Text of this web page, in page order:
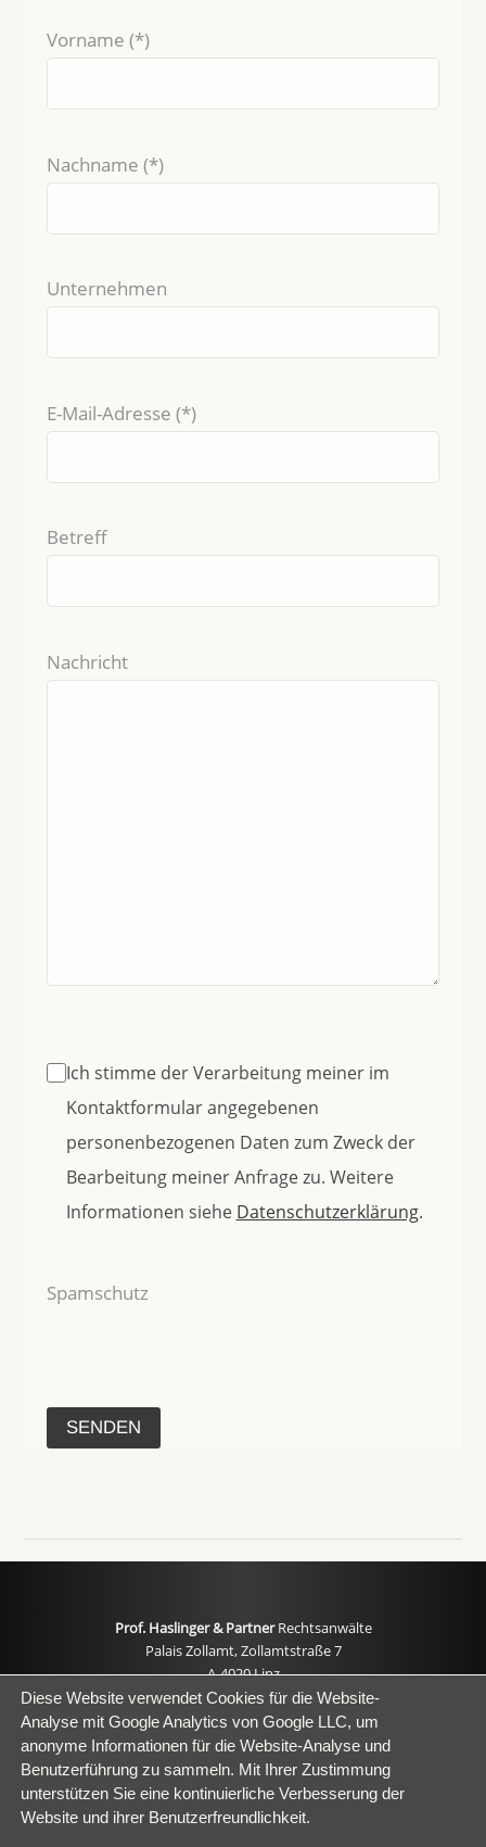
Vorname (*)
Nachname (*)
Unternehmen
E-Mail-Adresse (*)
Betreff
Nachricht
Ich stimme der Verarbeitung meiner im
Kontaktformular angegebenen
personenbezogenen Daten zum Zweck der
Bearbeitung meiner Anfrage zu. Weitere
Informationen siehe Datenschutzerklärung.
Spamschutz
Prof. Haslinger & PartnerRechtsanwälte
Palais Zollamt, Zollamtstraße 7
A-4020 Linz
T: +43 (0) 732 667366
F: +43 (0) 732 667546
E-Mail: office@prof-haslinger.at
IMPRESSUM
Diese Website verwendet Cookies für die Website-
Analyse mit Google Analytics von Google LLC, um
anonyme Informationen für die Website-Analyse und
Benutzerführung zu sammeln. Mit Ihrer Zustimmung
unterstützen Sie eine kontinuierliche Verbesserung der
Website und ihrer Benutzerfreundlichkeit.